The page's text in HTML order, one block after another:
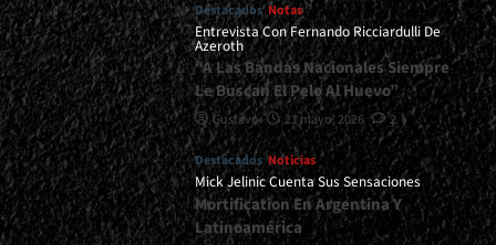
Destacados Notas
Entrevista Con Fernando Ricciardulli De
Azeroth
“A Las Bandas Nacionales Siempre
Le Buscan El Pelo Al Huevo”
Gustavo 21 mayo, 2026 2
Destacados Noticias
Mick Jelinic Cuenta Sus Sensaciones
Mortification En Argentina Y
Latinoamérica